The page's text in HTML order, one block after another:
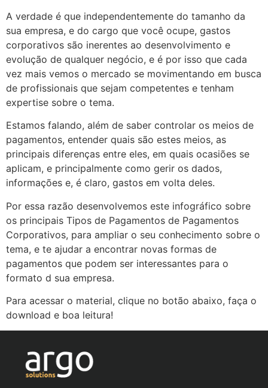
A verdade é que independentemente do tamanho da
sua empresa, e do cargo que você ocupe, gastos
corporativos são inerentes ao desenvolvimento e
evolução de qualquer negócio, e é por isso que cada
vez mais vemos o mercado se movimentando em busca
de profissionais que sejam competentes e tenham
expertise sobre o tema.
Estamos falando, além de saber controlar os meios de
pagamentos, entender quais são estes meios, as
principais diferenças entre eles, em quais ocasiões se
aplicam, e principalmente como gerir os dados,
informações e, é claro, gastos em volta deles.
Por essa razão desenvolvemos este infográfico sobre
os principais Tipos de Pagamentos de Pagamentos
Corporativos, para ampliar o seu conhecimento sobre o
tema, e te ajudar a encontrar novas formas de
pagamentos que podem ser interessantes para o
formato d sua empresa.
Para acessar o material, clique no botão abaixo, faça o
download e boa leitura!